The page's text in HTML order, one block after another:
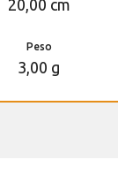
20,00 cm
Peso
3,00 g